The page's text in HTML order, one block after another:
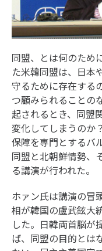
同盟、とは何のため
た米韓同盟は、日本
守るために存在する
つ顧みられることの
起されるとき、同盟
変化してしまうのか
保障を専門とするバ
同盟と北朝鮮情勢、
る講演が行われた。
ホァン氏は講演の冒
相が韓国の盧武鉉大
した。日韓両首脳が
ば、同盟の目的とは